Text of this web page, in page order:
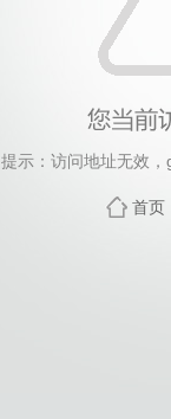
提示：访问地址无效，
首页